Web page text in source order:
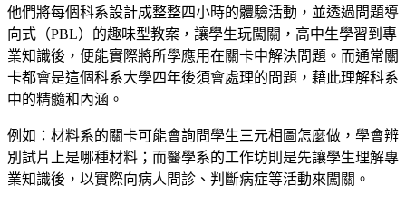
他們將每個科系設計成整整四小時的體驗活動，並透過問題導
向式（PBL）的趣味型教案，讓學生玩闖關，高中生學習到專
業知識後，便能實際將所學應用在關卡中解決問題。而通常關
卡都會是這個科系大學四年後須會處理的問題，藉此理解科系
中的精髓和內涵。
例如：材料系的關卡可能會詢問學生三元相圖怎麼做，學會辨
別試片上是哪種材料；而醫學系的工作坊則是先讓學生理解專
業知識後，以實際向病人問診、判斷病症等活動來闖關。